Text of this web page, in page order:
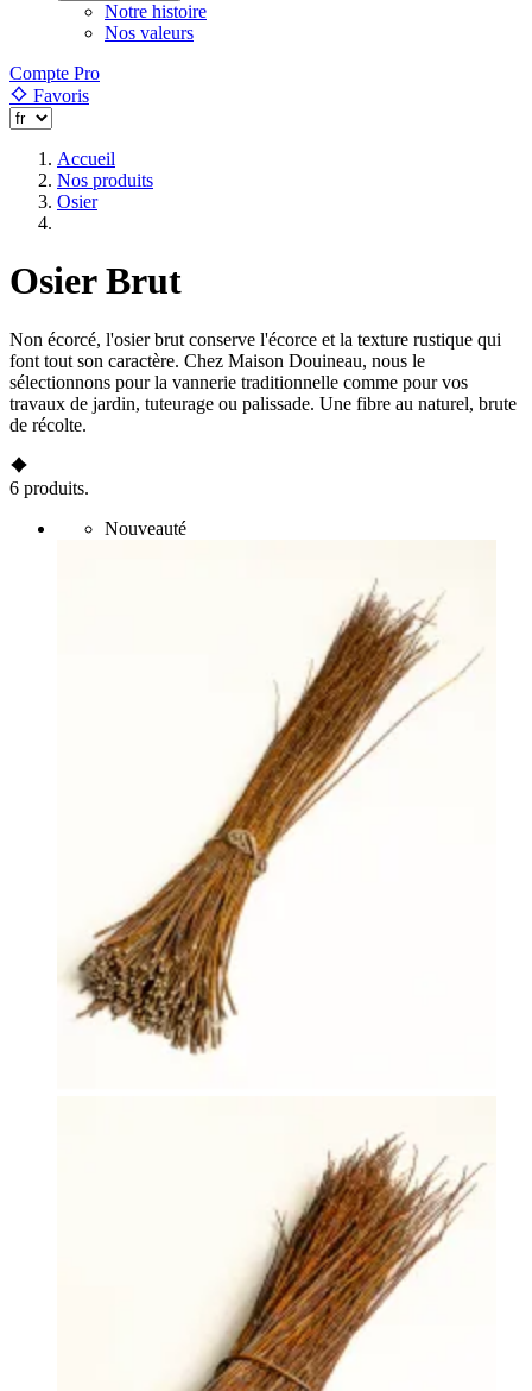
Notre histoire
Nos valeurs
Compte Pro
Favoris
Accueil
Nos produits
Osier
Osier Brut
Non écorcé, l'osier brut conserve l'écorce et la texture rustique qui
font tout son caractère. Chez Maison Douineau, nous le
sélectionnons pour la vannerie traditionnelle comme pour vos
travaux de jardin, tuteurage ou palissade. Une fibre au naturel, brute
de récolte.
6 produits.
Nouveauté